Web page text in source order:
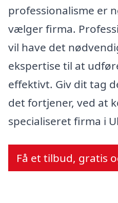
professionalisme er
vælger firma.
vil have det
ekspertise til at
effektivt. Giv dit tag
det fortjener, ved at
specialiseret firma i
Få et tilbud, gratis